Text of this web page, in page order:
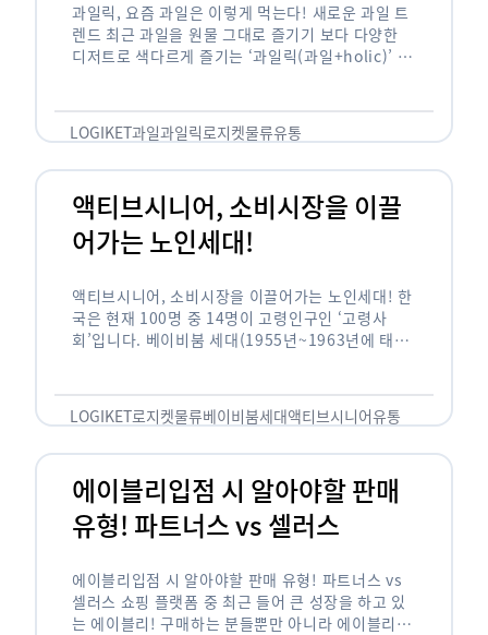
과일릭, 요즘 과일은 이렇게 먹는다! 새로운 과일 트
렌드 최근 과일을 원물 그대로 즐기기 보다 다양한
디저트로 색다르게 즐기는 ‘과일릭(과일+holic)’ 트
…
LOGIKET과일과일릭로지켓물류유통
액티브시니어, 소비시장을 이끌
어가는 노인세대!
액티브시니어, 소비시장을 이끌어가는 노인세대! 한
국은 현재 100명 중 14명이 고령인구인 ‘고령사
회’입니다. 베이비붐 세대(1955년~1963년에 태어
오고 있습니다. 하지만 사회가 늙어가는 …
LOGIKET로지켓물류베이비붐세대액티브시니어유통
에이블리입점 시 알아야할 판매
유형! 파트너스 vs 셀러스
에이블리입점 시 알아야할 판매 유형! 파트너스 vs
셀러스 쇼핑 플랫폼 중 최근 들어 큰 성장을 하고 있
는 에이블리! 구매하는 분들뿐만 아니라 에이블리에